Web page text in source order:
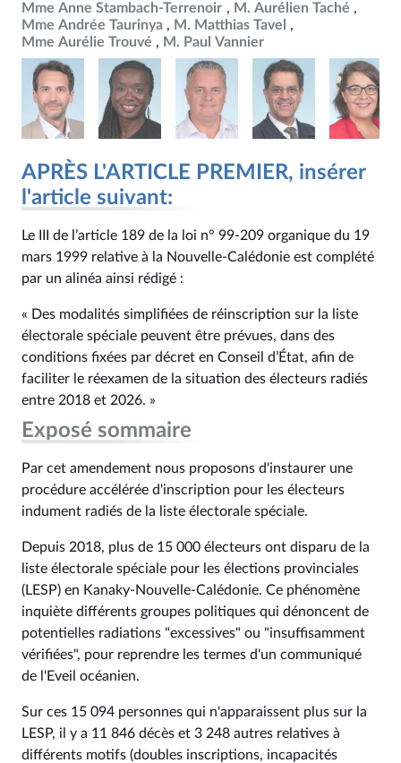
Mme Anne Stambach-Terrenoir
M. Aurélien Taché
Mme Andrée Taurinya
M. Matthias Tavel
Mme Aurélie Trouvé
M. Paul Vannier
APRÈS L'ARTICLE PREMIER, insérer
l'article suivant:
Le III de l’article 189 de la loi n° 99‑209 organique du 19
mars 1999 relative à la Nouvelle‑Calédonie est complété
par un alinéa ainsi rédigé :
« Des modalités simplifiées de réinscription sur la liste
électorale spéciale peuvent être prévues, dans des
conditions fixées par décret en Conseil d’État, afin de
faciliter le réexamen de la situation des électeurs radiés
entre 2018 et 2026. »
Exposé sommaire
Par cet amendement nous proposons d'instaurer une
procédure accélérée d'inscription pour les électeurs
indument radiés de la liste électorale spéciale.
Depuis 2018, plus de 15 000 électeurs ont disparu de la
liste électorale spéciale pour les élections provinciales
(LESP) en Kanaky-Nouvelle-Calédonie. Ce phénomène
inquiète différents groupes politiques qui dénoncent de
potentielles radiations "excessives" ou "insuffisamment
vérifiées", pour reprendre les termes d'un communiqué
de l'Eveil océanien.
Sur ces 15 094 personnes qui n'apparaissent plus sur la
LESP, il y a 11 846 décès et 3 248 autres relatives à
différents motifs (doubles inscriptions, incapacités